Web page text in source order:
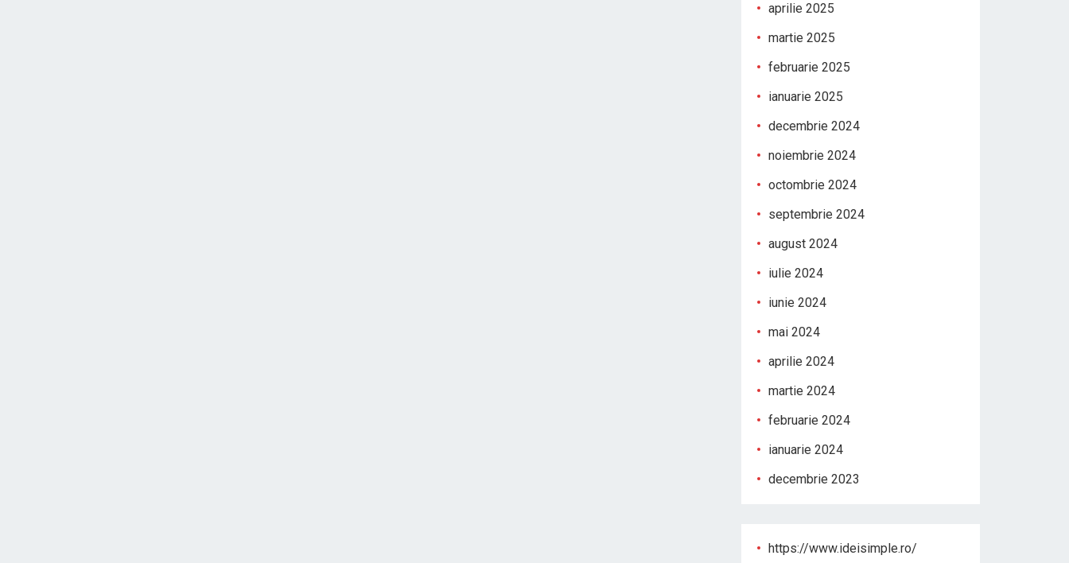
aprilie 2025
martie 2025
februarie 2025
ianuarie 2025
decembrie 2024
noiembrie 2024
octombrie 2024
septembrie 2024
august 2024
iulie 2024
iunie 2024
mai 2024
aprilie 2024
martie 2024
februarie 2024
ianuarie 2024
decembrie 2023
https://www.ideisimple.ro/